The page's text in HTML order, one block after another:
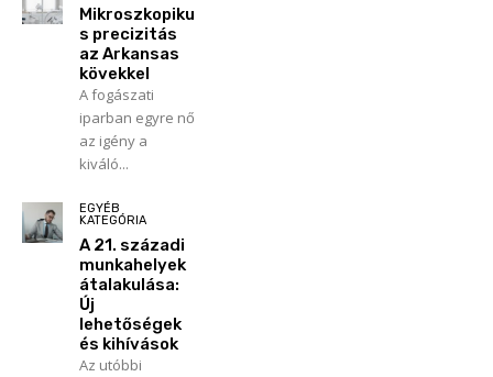
Mikroszkopiku
s precizitás
az Arkansas
kövekkel
A fogászati
iparban egyre nő
az igény a
kiváló...
EGYÉB
KATEGÓRIA
A 21. századi
munkahelyek
átalakulása:
Új
lehetőségek
és kihívások
Az utóbbi